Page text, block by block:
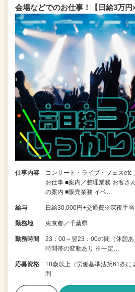
会場などでのお仕事！【日給3万円
仕事内容
コンサート・ライブ・フェス
お仕事 ■案内／整理業務 お客さ
の案内 ■販売業務 イベ…
給与 日給30,000円+交通費※深夜手
勤務地 東京都／千葉県
勤務時間
23：00～翌23：00の間（休憩
時間帯の変動あり ※一定…
応募資格
18歳以上（労働基準法第61条に
問